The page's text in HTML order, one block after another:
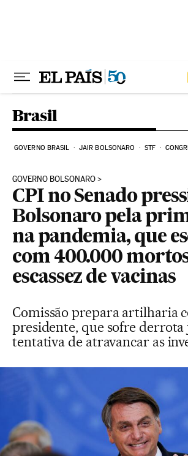
Brasil
GOVERNO BRASIL JAIR BOLSONARO STF
GOVERNO BOLSONARO
CPI no Senado
Bolsonaro pela
na pandemia, que
com 400.000
escassez de vacinas
Comissão prepara artilharia
presidente, que sofre
tentativa de atravancar as